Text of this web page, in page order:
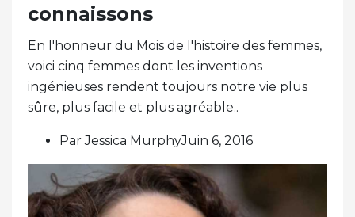
connaissons
En l'honneur du Mois de l'histoire des femmes,
voici cinq femmes dont les inventions
ingénieuses rendent toujours notre vie plus
sûre, plus facile et plus agréable..
Par Jessica MurphyJuin 6, 2016